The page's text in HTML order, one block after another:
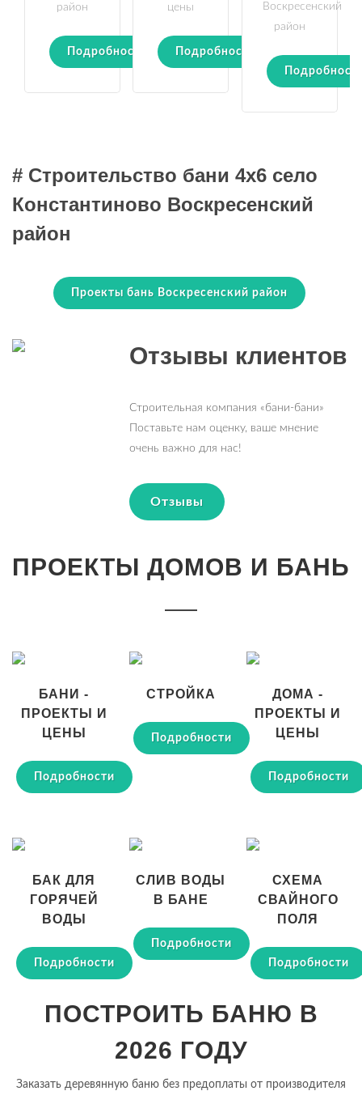
район
Подробности
цены
Подробности
Воскресенский
район
# Строительство бани 4х6 село
Константиново Воскресенский
район
Проекты бань Воскресенский район
Отзывы клиентов
Строительная компания «бани-бани»
Поставьте нам оценку, ваше мнение
очень важно для нас!
Отзывы
ПРОЕКТЫ ДОМОВ И БАНЬ
БАНИ -
ПРОЕКТЫ И
ЦЕНЫ
Подробности
СТРОЙКА
Подробности
ДОМА -
ПРОЕКТЫ И
ЦЕНЫ
Подробности
БАК ДЛЯ
ГОРЯЧЕЙ
ВОДЫ
Подробности
СЛИВ ВОДЫ
В БАНЕ
Подробности
СХЕМА
СВАЙНОГО
ПОЛЯ
Подробности
ПОСТРОИТЬ БАНЮ В
2026 ГОДУ
Заказать деревянную баню без предоплаты от производителя